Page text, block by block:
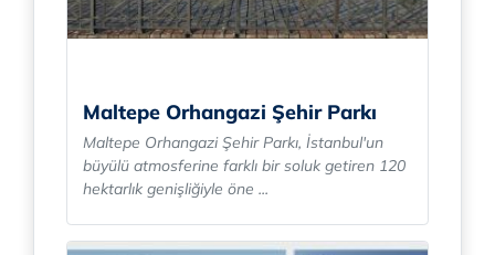
Maltepe Orhangazi Şehir Parkı
Maltepe Orhangazi Şehir Parkı, İstanbul'un
büyülü atmosferine farklı bir soluk getiren 120
hektarlık genişliğiyle öne ...